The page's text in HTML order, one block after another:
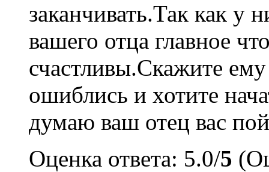
заканчивать.Так как у
вашего отца главное
счастливы.Скажите
ошиблись и хотите
думаю ваш отец вас
Оценка ответа: 5.0/5